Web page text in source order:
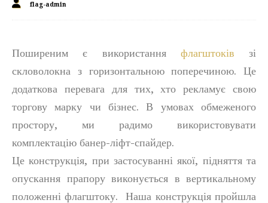
flag-admin
Поширеним є використання флагштоків зі
скловолокна з горизонтальною поперечиною. Це
додаткова перевага для тих, хто рекламує свою
торгову марку чи бізнес. В умовах обмеженого
простору, ми радимо використовувати
комплектацію банер-ліфт-спайдер.
Це конструкція, при застосуванні якої, підняття та
опускання прапору виконується в вертикальному
положенні флагштоку. Наша конструкція пройшла